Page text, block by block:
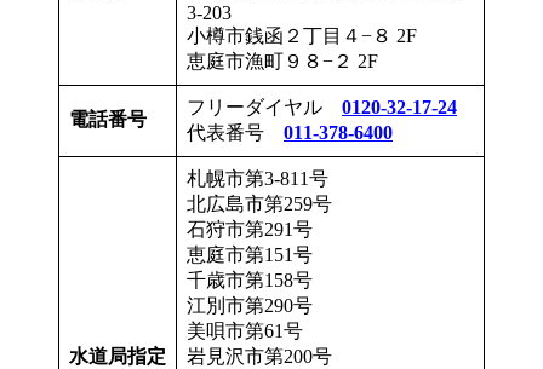
3-203
小樽市銭函２丁目４−８ 2F
恵庭市漁町９８−２ 2F
電話番号
フリーダイヤル 0120-32-17-24
代表番号 011-378-6400
水道局指定
札幌市第3-811号
北広島市第259号
石狩市第291号
恵庭市第151号
千歳市第158号
江別市第290号
美唄市第61号
岩見沢市第200号